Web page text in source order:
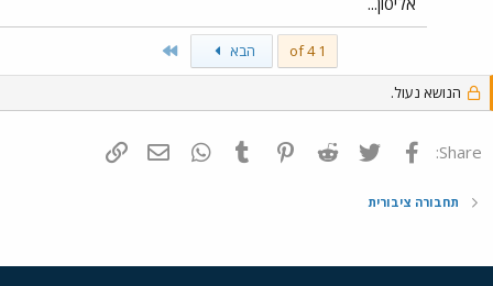
1 of 4 הבא
הנושא נעול.
Share: פייסבוק Twitter
Reddit
Pinterest
Tumblr
WhatsAppדואר אלקטרוני
תחבורה ציבורית